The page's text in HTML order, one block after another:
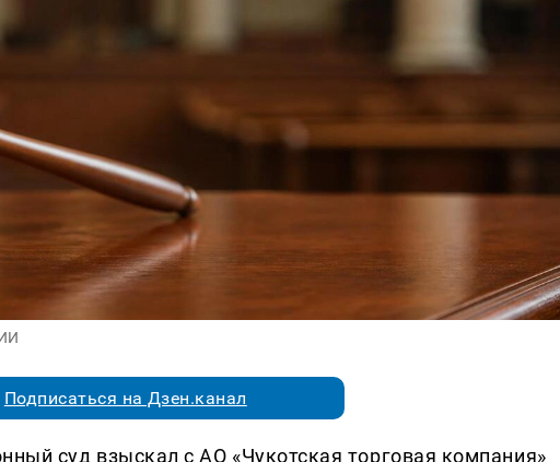
Подписаться на Дзен.канал
суд взыскал с АО «Чукотская торговая компания»